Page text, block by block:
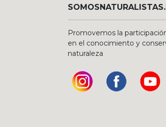
Promovemos la
en el conocimiento y
naturaleza